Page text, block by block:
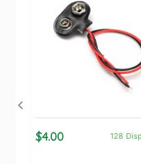
$4.00 128